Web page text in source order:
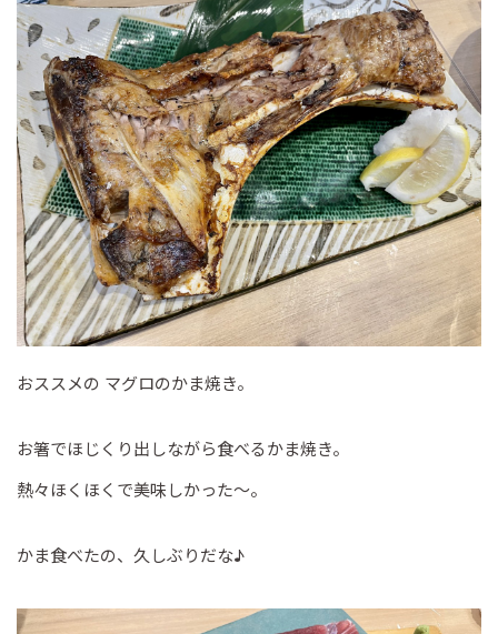
おススメの マグロのかま焼き。
お箸でほじくり出しながら食べるかま焼き。
熱々ほくほくで美味しかった～。
かま食べたの、久しぶりだな♪